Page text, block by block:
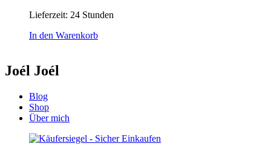
Lieferzeit: 24 Stunden
In den Warenkorb
Joél Joél
Blog
Shop
Über mich